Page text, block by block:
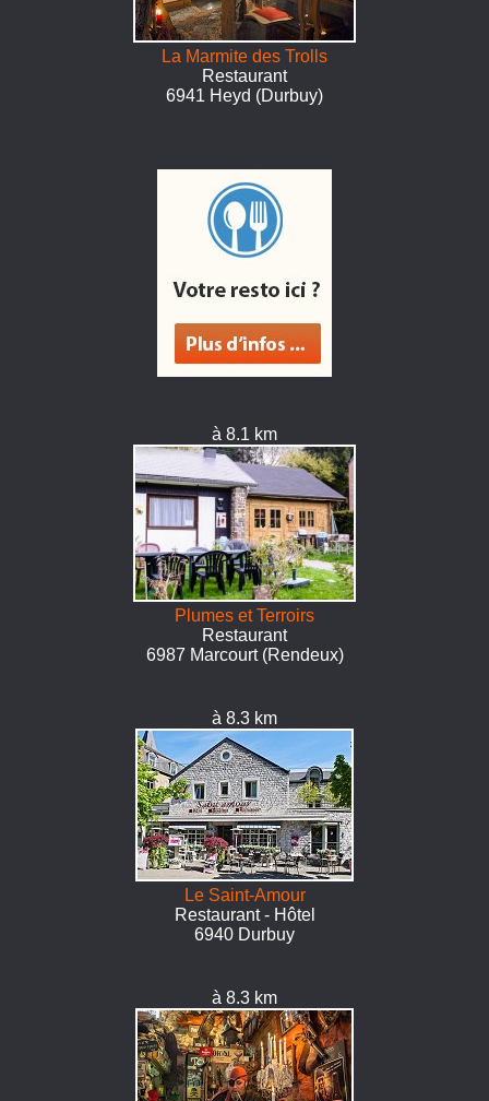
La Marmite des Trolls
Restaurant
6941 Heyd (Durbuy)
à 8.1 km
Plumes et Terroirs
Restaurant
6987 Marcourt (Rendeux)
à 8.3 km
Le Saint-Amour
Restaurant - Hôtel
6940 Durbuy
à 8.3 km